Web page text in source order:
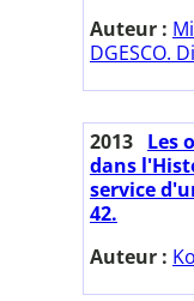
Auteur :
DGESCO.
2013 Les
dans
service
42.
Auteur :